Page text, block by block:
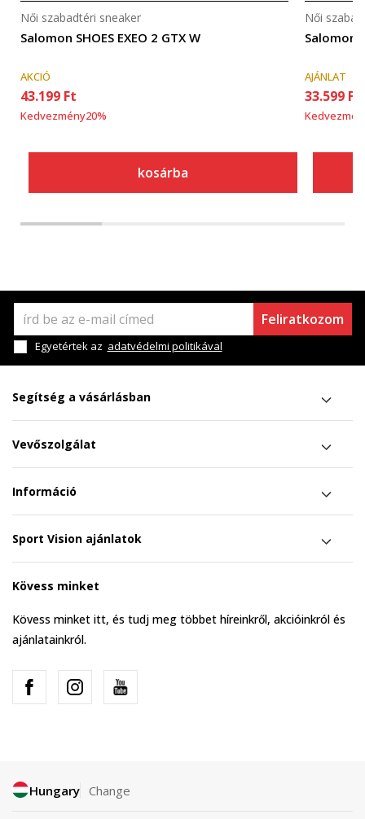
Salomon SHOES EXEO 2 GTX W
Női szabadtéri sneaker
AKCIÓ
43.199 Ft
Kedvezmény20%
kosárba
Salomon
Női
AJÁNLAT
33.599 Ft
Feliratkozom
Egyetértek az adatvédelmi politikával
Segítség a vásárlásban
Vevőszolgálat
Információ
Sport Vision ajánlatok
Kövess minket
Kövess minket itt, és tudj meg többet híreinkről, akcióinkról és
ajánlatainkról.
Hungary Change